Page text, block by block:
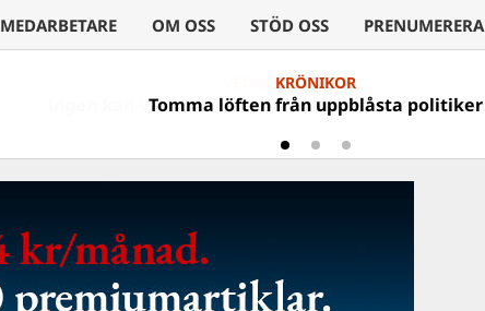
MEDARBETARE OM OSS STÖD OSS PRENUMERERA
KRÖNIKOR
Tomma löften från uppblåsta politiker